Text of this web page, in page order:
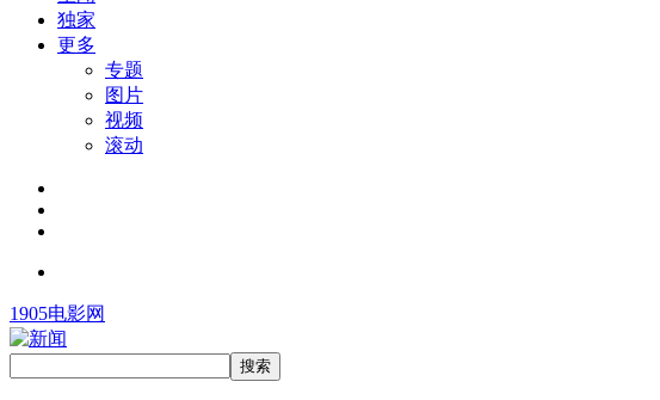
独家
更多
专题
图片
视频
滚动
1905电影网